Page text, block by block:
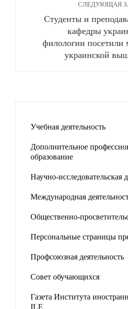
СЛЕДУЮЩАЯ
Студенты и
кафедры
филологии посетили
украинской
Учебная деятельность
Дополнительное
образование
Научно-исследовательская
Международная
Общественно-
Персональные страницы
Профсоюзная деятельность
Совет обучающихся
Газета Института
ILE